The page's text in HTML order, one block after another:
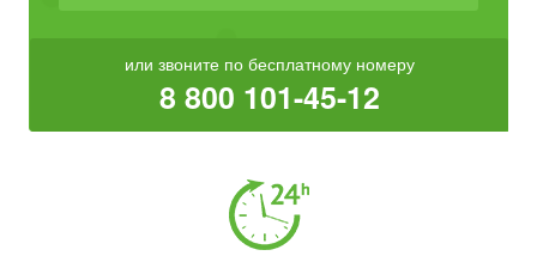
или звоните по бесплатному номеру
8 800 101-45-12